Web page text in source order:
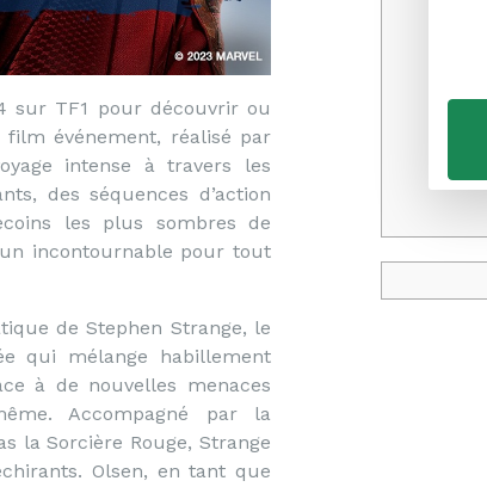
sur TF1 pour découvrir ou
film événement, réalisé par
intense à travers les
des séquences d’action
les plus sombres de
incontournable pour tout
de Stephen Strange, le
qui mélange habillement
à de nouvelles menaces
Accompagné par la
la Sorcière Rouge, Strange
Olsen, en tant que